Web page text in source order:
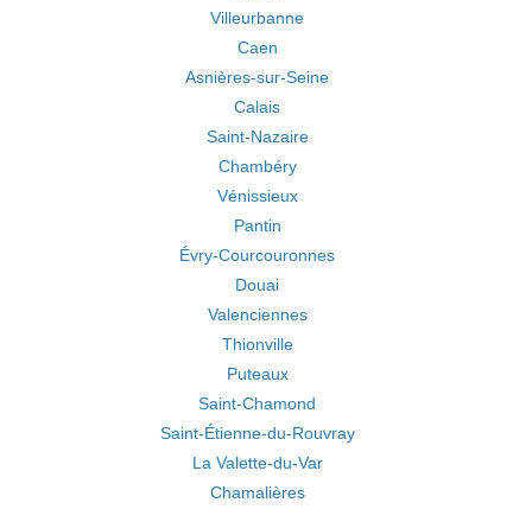
Villeurbanne
Caen
Asnières-sur-Seine
Calais
Saint-Nazaire
Chambéry
Vénissieux
Pantin
Évry-Courcouronnes
Douai
Valenciennes
Thionville
Puteaux
Saint-Chamond
Saint-Étienne-du-Rouvray
La Valette-du-Var
Chamalières